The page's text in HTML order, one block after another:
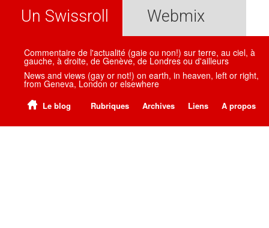
Un Swissroll Webmix
Commentaire de l'actualité (gaie ou non!) sur terre, au ciel, à
gauche, à droite, de Genève, de Londres ou d'ailleurs
News and views (gay or not!) on earth, in heaven, left or right,
from Geneva, London or elsewhere
Le blog Rubriques Archives Liens A propos